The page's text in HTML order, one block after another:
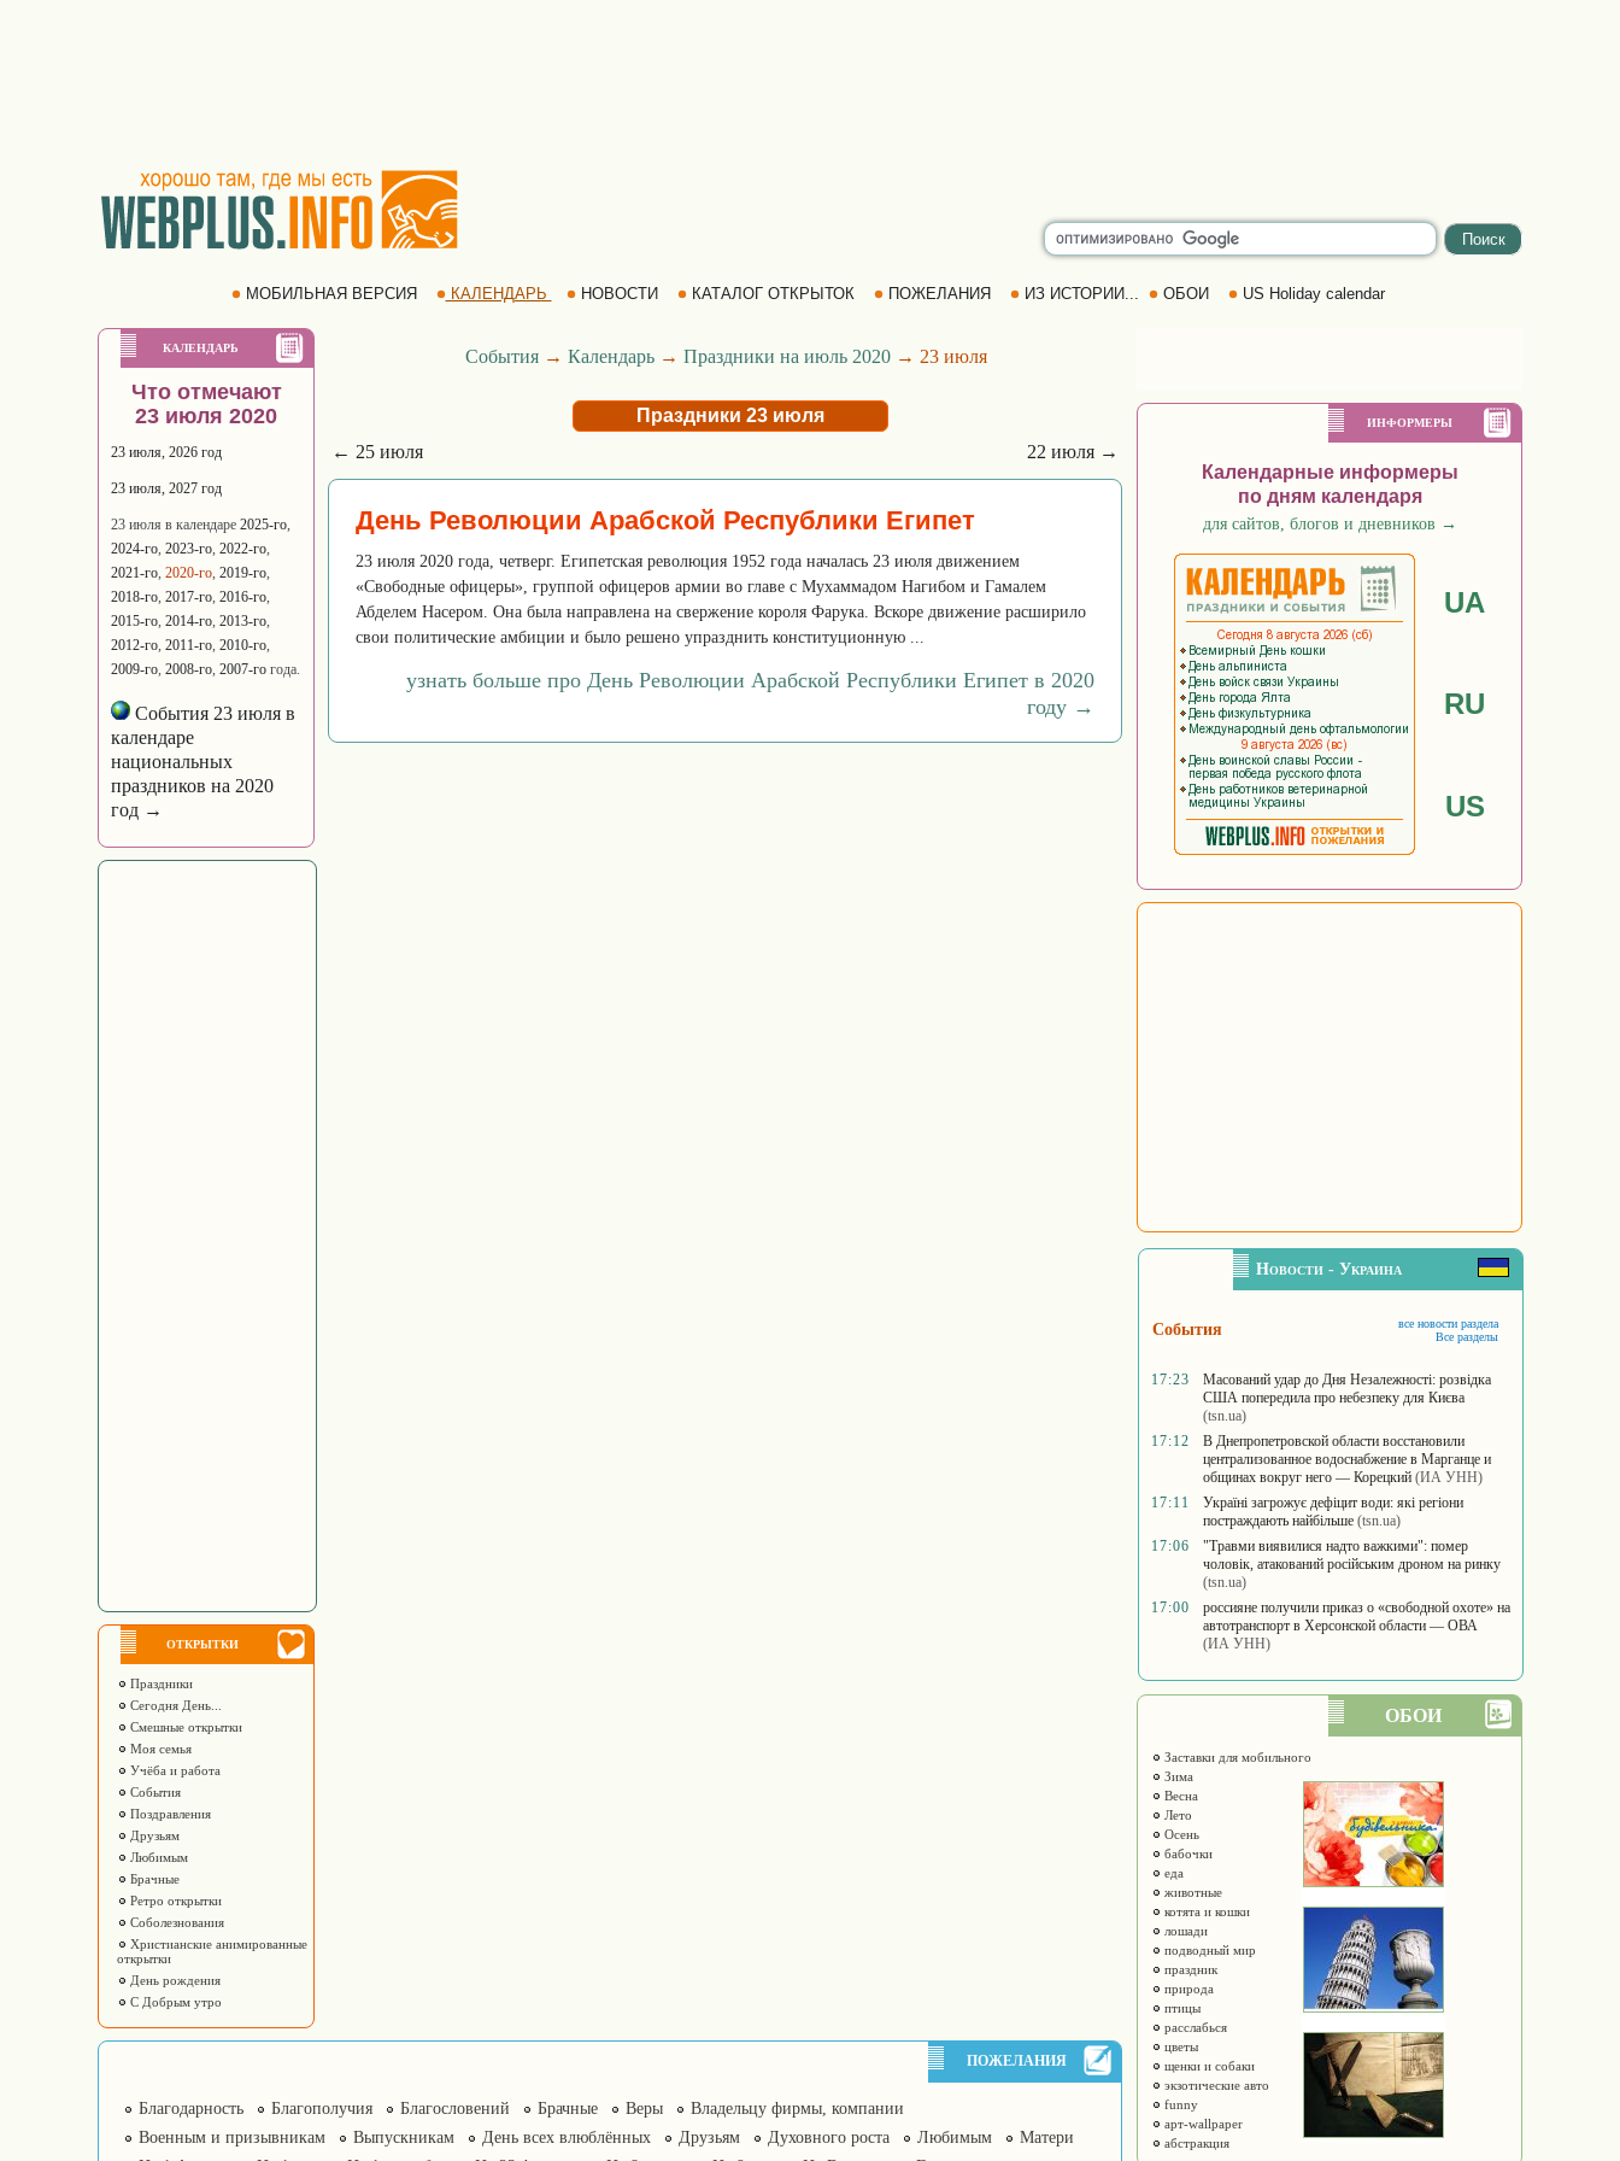
МОБИЛЬНАЯ ВЕРСИЯ КАЛЕНДАРЬ НОВОСТИ КАТАЛОГ ОТКРЫТОК ПОЖЕЛАНИЯ ИЗ ИСТОРИИ... ОБОИ US Holiday calendar
КАЛЕНДАРЬ
Что отмечают
23 июля 2020
23 июля, 2026 год
23 июля, 2027 год
23 июля в календаре 2025-го,
2024-го, 2023-го, 2022-го,
2021-го, 2020-го, 2019-го,
2018-го, 2017-го, 2016-го,
2015-го, 2014-го, 2013-го,
2012-го, 2011-го, 2010-го,
2009-го, 2008-го, 2007-го года.
События 23 июля в
календаре
национальных
праздников на 2020
год →
ОТКРЫТКИ
Праздники
Сегодня День...
Смешные открытки
Моя семья
Учёба и работа
События
Поздравления
Друзьям
Любимым
Брачные
Ретро открытки
Соболезнования
Христианские анимированные
открытки
День рождения
С Добрым утро
События→ Календарь→ Праздники на июль 2020→ 23 июля
Праздники 23 июля
← 25 июля
22 июля →
День Революции Арабской Республики Египет
23 июля 2020 года, четверг. Египетская революция 1952 года началась 23 июля движением
«Свободные офицеры», группой офицеров армии во главе с Мухаммадом Нагибом и Гамалем
Абделем Насером. Она была направлена на свержение короля Фарука. Вскоре движение расширило
свои политические амбиции и было решено упразднить конституционную ...
узнать больше про День Революции Арабской Республики Египет в 2020
году →
ПОЖЕЛАНИЯ
Благодарность Благополучия Благословений Брачные Веры
Владельцу фирмы, компании
Военным и призывникам
Выпускникам День всех влюблённых Друзьям Духовного роста Любимым
Матери
ИНФОРМЕРЫ
Календарные информеры
по дням календаря
для сайтов, блогов и дневников →
UA
RU
US
Новости - Украина
События
все новости раздела
Все разделы
17:23
Масований удар до Дня Незалежності: розвідка
США попередила про небезпеку для Києва
(tsn.ua)
17:12
В Днепропетровской области восстановили
централизованное водоснабжение в Марганце и
общинах вокруг него — Корецкий (ИА УНН)
17:11
Україні загрожує дефіцит води: які регіони
постраждають найбільше (tsn.ua)
17:06
"Травми виявилися надто важкими": помер
чоловік, атакований російським дроном на ринку
(tsn.ua)
17:00
россияне получили приказ о «свободной охоте» на
автотранспорт в Херсонской области — ОВА
(ИА УНН)
ОБОИ
Заставки для мобильного
Зима
Весна
Лето
Осень
бабочки
еда
животные
котята и кошки
лошади
подводный мир
праздник
природа
птицы
расслабься
цветы
щенки и собаки
экзотические авто
funny
арт-wallpaper
абстракция